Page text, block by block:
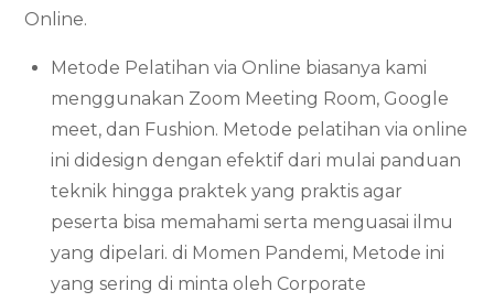
Online.
Metode Pelatihan via Online biasanya kami
menggunakan Zoom Meeting Room, Google
meet, dan Fushion. Metode pelatihan via online
ini didesign dengan efektif dari mulai panduan
teknik hingga praktek yang praktis agar
peserta bisa memahami serta menguasai ilmu
yang dipelari. di Momen Pandemi, Metode ini
yang sering di minta oleh Corporate